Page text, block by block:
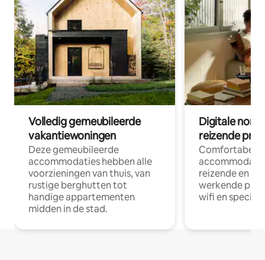
Volledig gemeubileerde
vakantiewoningen
Deze gemeubileerde
accommodaties hebben alle
voorzieningen van thuis, van
rustige berghutten tot
handige appartementen
midden in de stad.
Digitale
reizende
Comfortabele
reizende en
werkende
wifi en